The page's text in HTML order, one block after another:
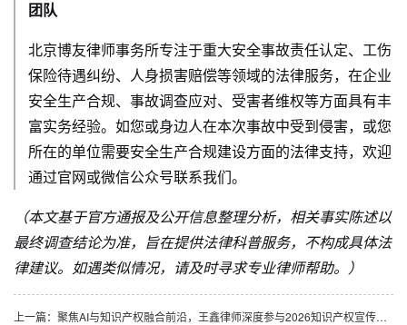
团队
北京博友律师事务所专注于重大安全事故责任认定、工伤
保险待遇纠纷、人身损害赔偿等领域的法律服务，在企业
安全生产合规、事故调查应对、受害者维权等方面具有丰
富实务经验。如您或身边人在本次事故中受到侵害，或您
所在的单位需要安全生产合规建设方面的法律支持，欢迎
通过官网或微信公众号联系我们。
（本文基于官方通报及公开信息整理分析，相关事实陈述以
最终调查结论为准，旨在提供法律科普服务，不构成具体法
律建议。如遇类似情况，请及时寻求专业律师帮助。）
上一篇： 聚焦AI与知识产权融合前沿，王鑫律师深度参与2026知识产权宣传周系列活动